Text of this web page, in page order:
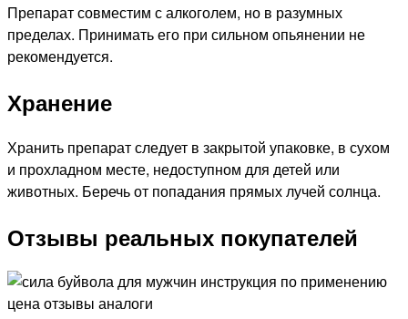
Препарат совместим с алкоголем, но в разумных
пределах. Принимать его при сильном опьянении не
рекомендуется.
Хранение
Хранить препарат следует в закрытой упаковке, в сухом
и прохладном месте, недоступном для детей или
животных. Беречь от попадания прямых лучей солнца.
Отзывы реальных покупателей